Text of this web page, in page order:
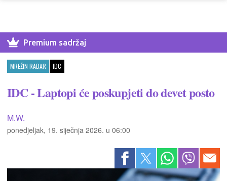
Premium sadržaj
MREŽIN RADAR IDC
IDC - Laptopi će poskupjeti do devet posto
M.W.
ponedjeljak, 19. siječnja 2026. u 06:00